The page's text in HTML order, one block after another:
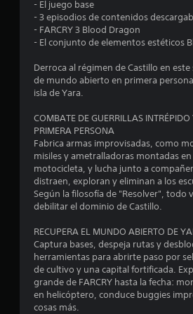
a
c
i
n
e
s
r
á
p
i
d
a
s
d
e
b
o
t
o
n
e
- El juego base
- 3 episodios de contenidos
- FARCRY 3 Blood Dragon
- El conjunto de elementos estéticos
Derroca al régimen de Castillo en
de mundo abierto en primera
isla de Yara.
COMBATE DE GUERRILLAS INTRÉPIDO
PRIMERA PERSONA
Fabrica armas improvisadas, como
misiles y ametralladoras montadas
motocicleta, y lucha junto a
distraen, exploran y eliminan a los
Según la filosofía de "Resolver", todo
debilitar el dominio de Castillo.
RECUPERA EL MUNDO ABIERTO DE
Captura bases, despeja rutas y
herramientas para abrirte paso por
de cultivo y una capital fortificada.
grande de FARCRY hasta la fecha:
en helicóptero, conduce buggies
cosas más.